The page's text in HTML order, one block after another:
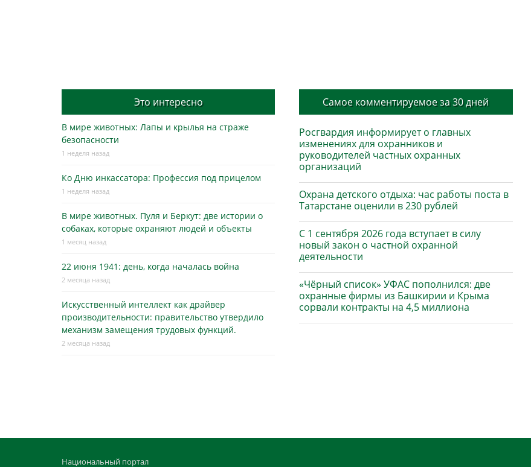
Это интересно
В мире животных: Лапы и крылья на страже
безопасности
1 неделя назад
Ко Дню инкассатора: Профессия под прицелом
1 неделя назад
В мире животных. Пуля и Беркут: две истории о
собаках, которые охраняют людей и объекты
1 месяц назад
22 июня 1941: день, когда началась война
2 месяца назад
Искусственный интеллект как драйвер
производительности: правительство утвердило
механизм замещения трудовых функций.
2 месяца назад
Самое комментируемое за 30 дней
Росгвардия информирует о главных
изменениях для охранников и
руководителей частных охранных
организаций
Охрана детского отдыха: час работы поста в
Татарстане оценили в 230 рублей
С 1 сентября 2026 года вступает в силу
новый закон о частной охранной
деятельности
«Чёрный список» УФАС пополнился: две
охранные фирмы из Башкирии и Крыма
сорвали контракты на 4,5 миллиона
Национальный портал